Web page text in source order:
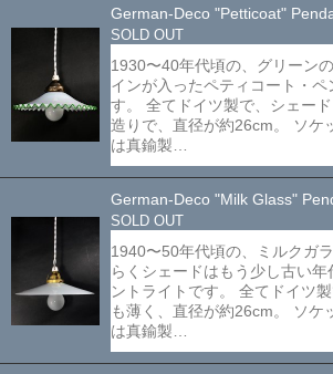
German-Deco "Petticoat"
SOLD OUT
1930〜40年代頃の、グリーン
インが入ったペティコート・
す。 全てドイツ製で、シェー
造りで、直径が約26cm。 ソケ
は真鍮製…
German-Deco "Milk Glass"
SOLD OUT
1940〜50年代頃の、ミルクガ
らくシェードはもう少し古い
ントライトです。 全てドイツ
も薄く、直径が約26cm。 ソケ
は真鍮製…